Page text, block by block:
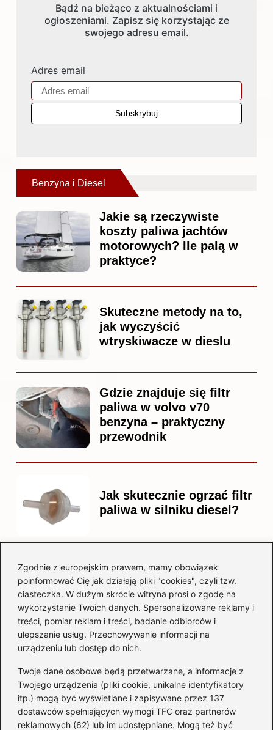
Zgodnie z europejskim prawem, mamy obowiązek
poinformować Cię jak działają pliki "cookies", czyli tzw.
ciasteczka. W dużym skrócie witryna prosi o zgodę na
wykorzystanie Twoich danych. Spersonalizowane reklamy i
treści, pomiar reklam i treści, badanie odbiorców i
ulepszanie usług. Przechowywanie informacji na
urządzeniu lub dostęp do nich.
Twoje dane osobowe będą przetwarzane, a informacje z
Twojego urządzenia (pliki cookie, unikalne identyfikatory
itp.) mogą być wyświetlane i zapisywane przez 137
dostawców spełniających wymogi TFC oraz partnerów
reklamowych (62) lub im udostępniane. Mogą też być
Bądź na bieżąco z aktualnościami i
ogłoszeniami. Zapisz się korzystając ze
swojego adresu email.
Adres email
Benzyna i Diesel
Jakie są rzeczywiste
koszty paliwa jachtów
motorowych? Ile palą w
praktyce?
Skuteczne metody na to,
jak wyczyścić
wtryskiwacze w dieslu
Gdzie znajduje się filtr
paliwa w volvo v70
benzyna – praktyczny
przewodnik
Jak skutecznie ogrzać filtr
paliwa w silniku diesel?
Czy warto kupować
diesla? Przewodnik dla
przyszłych właścicieli
Kategorie
Akumulator(74)
Benzyna i Diesel(87)
Motocykle(49)